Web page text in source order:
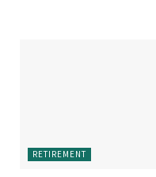
RETIREMENT